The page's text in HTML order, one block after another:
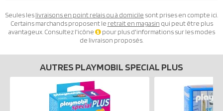
Seules leslivraisons en point relais ou à domicile sont prises en compte ici.
Certains marchands proposent le retrait en magasin qui peut être plus
avantageux. Consultez l'icône
pour plus d'informations sur les modes
de livraison proposés.
AUTRES PLAYMOBIL SPECIAL PLUS